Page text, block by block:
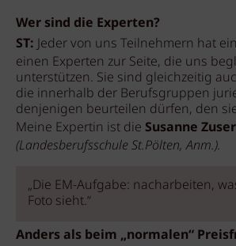
Wer sind die Experten?
ST:Jeder von uns Teilnehmern hat
einen Experten zur Seite, die uns
unterstützen. Sie sind gleichzeitig
die innerhalb der Berufsgruppen
denjenigen beurteilen dürfen, den
Meine Expertin ist die Susanne Zuser
(Landesberufsschule St.Pölten, Anm.).
„Die EM-Aufgabe: nacharbeiten,
Foto sieht.“
Anders als beim „normalen“